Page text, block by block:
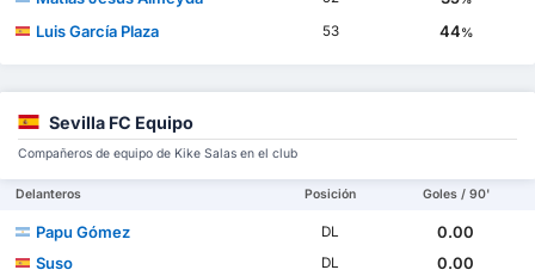
Luis García Plaza 53 44%
Sevilla FC Equipo
Compañeros de equipo de Kike Salas en el club
Delanteros Posición Goles / 90'
Papu Gómez DL
0.00
Suso
DL
0.00